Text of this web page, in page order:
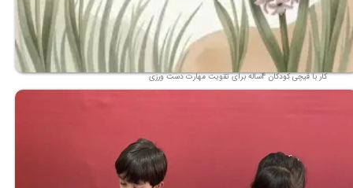
کار با قیچی کودکان 4ساله برای تقویت مهارت دست ورزی